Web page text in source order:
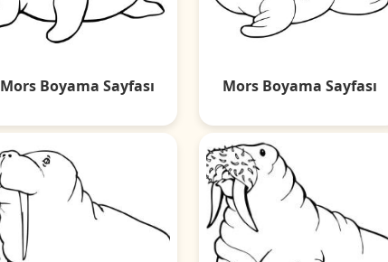
Mors Boyama Sayfası Mors Boyama Sayfası